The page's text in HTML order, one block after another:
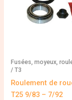
Fusées, moyeux,
/ T3
Roulement de
T25 9/83 – 7/92